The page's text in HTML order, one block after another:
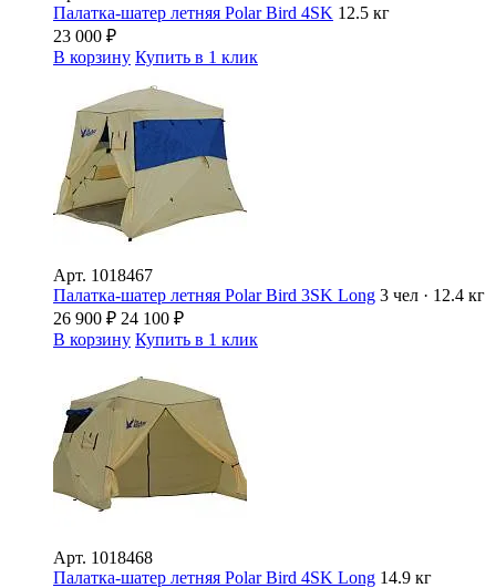
Палатка-шатер летняя Polar Bird 4SK 12.5 кг
23 000 ₽
В корзину Купить в 1 клик
Арт. 1018467
Палатка-шатер летняя Polar Bird 3SK Long 3 чел · 12.4 кг
26 900 ₽ 24 100 ₽
В корзину Купить в 1 клик
Арт. 1018468
Палатка-шатер летняя Polar Bird 4SK Long 14.9 кг